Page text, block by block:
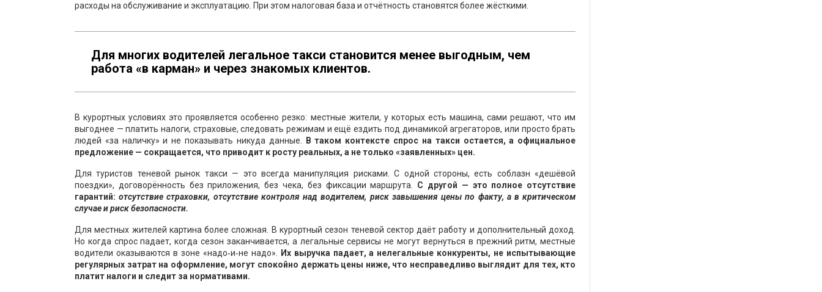
расходы на обслуживание и эксплуатацию. При этом налоговая база и отчётность становятся более жёсткими.
Для многих водителей легальное такси становится менее выгодным, чем
работа «в карман» и через знакомых клиентов.
В курортных условиях это проявляется особенно резко: местные жители, у которых есть машина, сами решают, что им
выгоднее — платить налоги, страховые, следовать режимам и ещё ездить под динамикой агрегаторов, или просто брать
людей «за наличку» и не показывать никуда данные.
В таком контексте спрос на такси остается, а официальное
предложение — сокращается, что приводит к росту реальных, а не только «заявленных» цен.
Для туристов теневой рынок такси — это всегда манипуляция рисками. С одной стороны, есть соблазн «дешёвой
поездки», договорённость без приложения, без чека, без фиксации маршрута. С другой — это полное отсутствие
гарантий: отсутствие страховки, отсутствие контроля над водителем, риск завышения цены по факту, а в критическом
случае и риск безопасности.
Для местных жителей картина более сложная. В курортный сезон теневой сектор даёт работу и дополнительный доход.
Но когда спрос падает, когда сезон заканчивается, а легальные сервисы не могут вернуться в прежний ритм, местные
водители оказываются в зоне «надо‑и‑не надо».
Их выручка падает, а нелегальные конкуренты, не испытывающие
регулярных затрат на оформление, могут спокойно держать цены ниже, что несправедливо выглядит для тех, кто
платит налоги и следит за нормативами.